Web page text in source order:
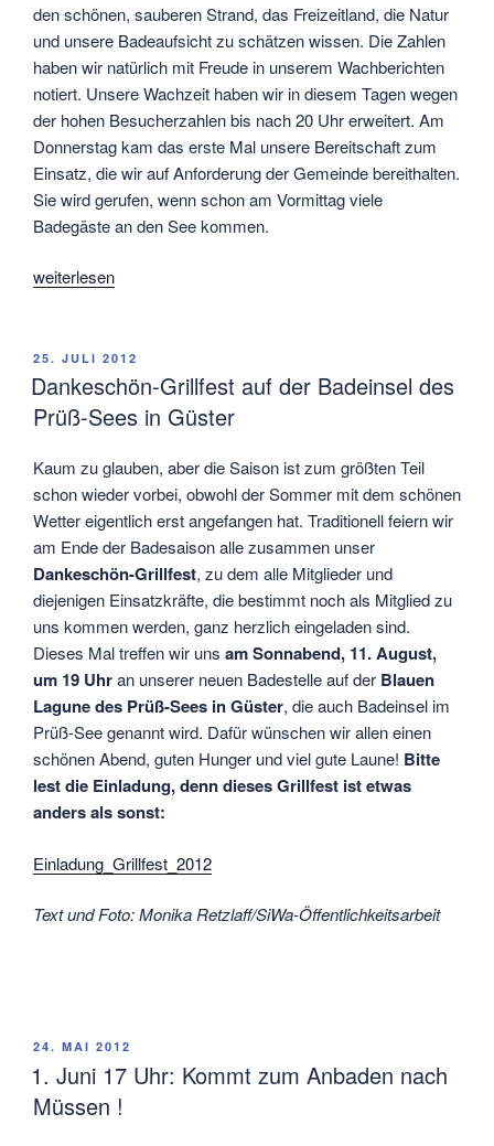
den schönen, sauberen Strand, das Freizeitland, die Natur
und unsere Badeaufsicht zu schätzen wissen. Die Zahlen
haben wir natürlich mit Freude in unserem Wachberichten
notiert. Unsere Wachzeit haben wir in diesem Tagen wegen
der hohen Besucherzahlen bis nach 20 Uhr erweitert. Am
Donnerstag kam das erste Mal unsere Bereitschaft zum
Einsatz, die wir auf Anforderung der Gemeinde bereithalten.
Sie wird gerufen, wenn schon am Vormittag viele
Badegäste an den See kommen.
„Rekord:
Badegäste
am
heißen
in
Müssen“
weiterlesen
VERÖFFENTLICHT
AM
25. JULI 2012
Dankeschön-Grillfest auf der Badeinsel des
Prüß-Sees in Güster
Kaum zu glauben, aber die Saison ist zum größten Teil
schon wieder vorbei, obwohl der Sommer mit dem schönen
Wetter eigentlich erst angefangen hat. Traditionell feiern wir
am Ende der Badesaison alle zusammen unser
Dankeschön-Grillfest, zu dem alle Mitglieder und
diejenigen Einsatzkräfte, die bestimmt noch als Mitglied zu
uns kommen werden, ganz herzlich eingeladen sind.
Dieses Mal treffen wir uns am Sonnabend, 11. August,
um 19 Uhran unserer neuen Badestelle auf der Blauen
Lagune des Prüß-Sees in Güster, die auch Badeinsel im
Prüß-See genannt wird. Dafür wünschen wir allen einen
schönen Abend, guten Hunger und viel gute Laune! Bitte
lest die Einladung, denn dieses Grillfest ist etwas
anders als sonst:
Einladung_Grillfest_2012
Text und Foto: Monika Retzlaff/SiWa-Öffentlichkeitsarbeit
VERÖFFENTLICHT
AM
24. MAI 2012
1. Juni 17 Uhr: Kommt zum Anbaden nach
Müssen !